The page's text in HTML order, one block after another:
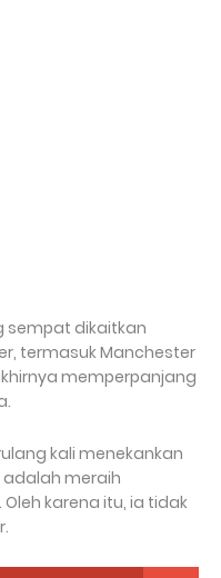
sempat dikaitkan
termasuk Manchester
memperpanjang
kali menekankan
meraih
karena itu, ia tidak